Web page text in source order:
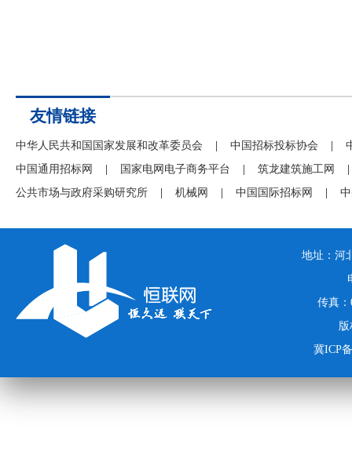
友情链接
中华人民共和国国家发展和改革委员会 中国招标投标协会
中国通用招标网
国家电网电子商务平台 筑龙建筑施工网
公共市场与政府采购研究所
机械网 中国国际招标网
地址：河
传真
冀ICP